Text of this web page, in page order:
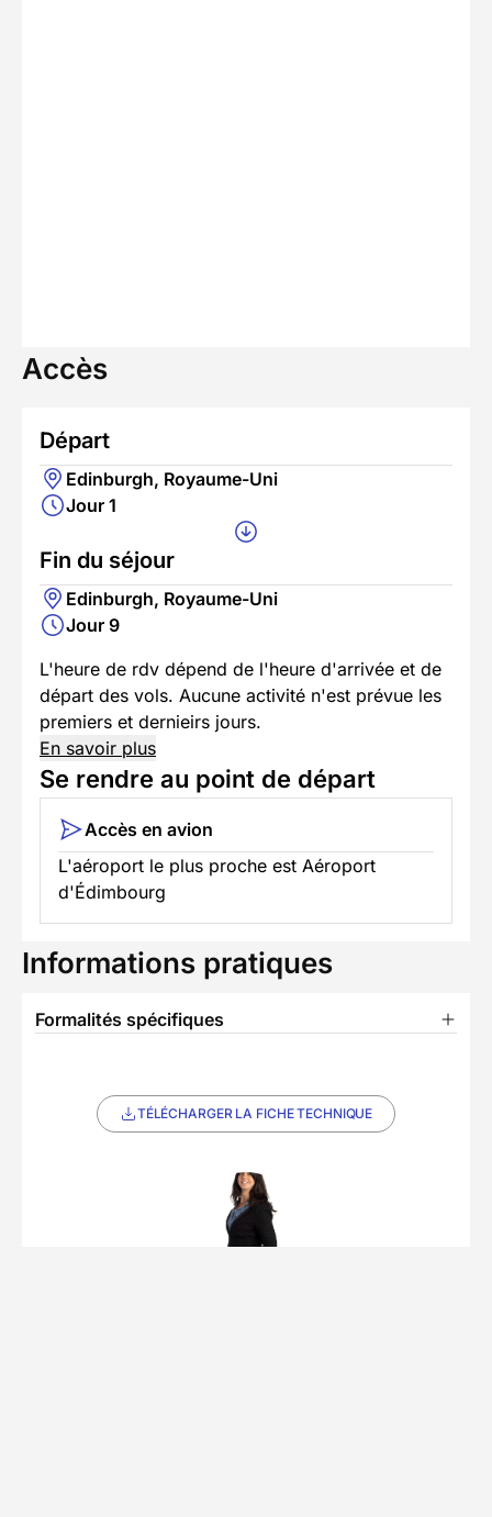
Accès
Départ
Edinburgh, Royaume-Uni
Jour 1
Fin du séjour
Edinburgh, Royaume-Uni
Jour 9
L'heure de rdv dépend de l'heure d'arrivée et de
départ des vols. Aucune activité n'est prévue les
premiers et dernieirs jours.
En savoir plus
Se rendre au point de départ
Accès en avion
L'aéroport le plus proche est Aéroport
d'Édimbourg
Informations pratiques
Formalités spécifiques
TÉLÉCHARGER LA FICHE TECHNIQUE